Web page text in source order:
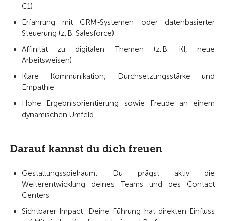
C1)
Erfahrung mit CRM-Systemen oder datenbasierter
Steuerung (z. B. Salesforce)
Affinität zu digitalen Themen (z. B. KI, neue
Arbeitsweisen)
Klare Kommunikation, Durchsetzungsstärke und
Empathie
Hohe Ergebnisorientierung sowie Freude an einem
dynamischen Umfeld
Darauf kannst du dich freuen
Gestaltungsspielraum: Du prägst aktiv die
Weiterentwicklung deines Teams und des Contact
Centers
Sichtbarer Impact: Deine Führung hat direkten Einfluss